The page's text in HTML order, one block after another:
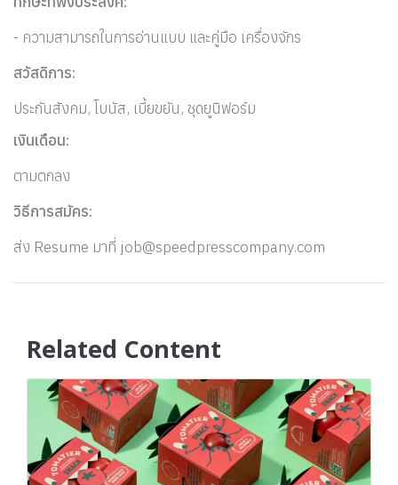
- ความสามารถในการอ่านแบบ และคู่มือ เครื่องจักร
สวัสดิการ:
ประกันสังคม, โบนัส, เบี้ยขยัน, ชุดยูนิฟอร์ม
เงินเดือน:
ตามตกลง
วิธีการสมัคร:
ส่ง Resume มาที่ job@speedpresscompany.com
Related Content